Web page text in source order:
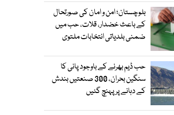
بلوچستان؛ امن و امان کی صورتحال
کے باعث خضدار، قلات، حب میں
ضمنی بلدیاتی انتخابات ملتوی
حب ڈیم بھرنے کے باوجود پانی کا
سنگین بحران، 300 صنعتیں بندش
کے دہانے پر پہنچ گئیں